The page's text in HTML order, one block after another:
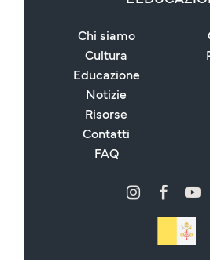
Chi siamo
Cultura
Educazione
Notizie
Risorse
Contatti
FAQ